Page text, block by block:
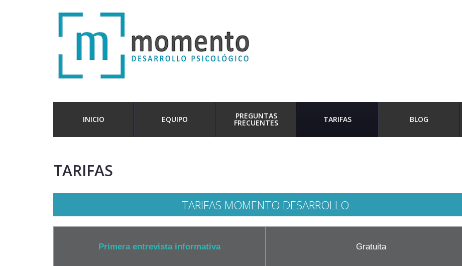
INICIO EQUIPO PREGUNTAS
FRECUENTES TARIFAS BLOG
TARIFAS
TARIFAS MOMENTO DESARROLLO
Primera entrevista informativa Gratuita